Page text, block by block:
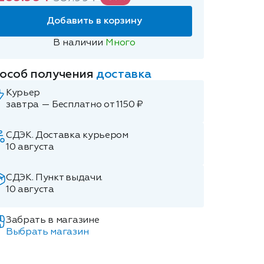
Добавить в корзину
В наличии Много
получения доставка
Курьер
завтра — Бесплатно от 1150 ₽
СДЭК. Доставка курьером
10 августа
СДЭК. Пункт выдачи.
10 августа
Забрать в магазине
Выбрать магазин